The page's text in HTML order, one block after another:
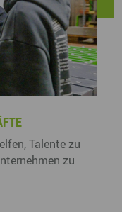
Talente zu
zu